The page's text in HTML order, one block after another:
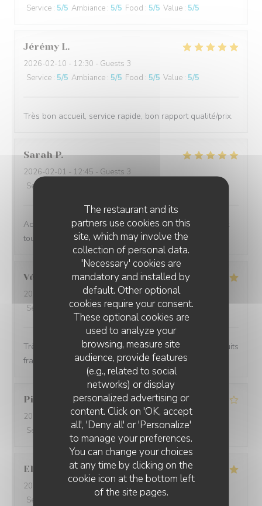
The restaurant and its
partners use cookies on this
site, which may involve the
collection of personal data.
'Necessary' cookies are
mandatory and installed by
default. Other optional
cookies require your consent.
These optional cookies are
used to analyze your
browsing, measure site
audience, provide features
(e.g., related to social
networks) or display
personalized advertising or
content. Click on 'OK, accept
all', 'Deny all' or 'Personalize'
to manage your preferences.
You can change your choices
at any time by clicking on the
cookie icon at the bottom left
of the site pages.
Service : 5/5 Ambiance : 5/5 Food : 5/5 Value : 5/5
Jérémy L
2026-02-10 - 12:30 - Guests 3
Service : 5/5 Ambiance : 5/5 Food : 5/5 Value : 5/5
Très bon accueil, service rapide, bon rapport qualité/prix.
Sarah P
2026-02-01 - 12:45 - Guests 3
Service
Accueil chaleureux, plats chaleureux, ambiance cosy et
toujours bien servie
Véronique A
2026-01-10
- 12:30 - Guests 2
Service
Ambiance :5/5 Food: 5 /5 Value: 5/5
Très bon restaurant, accueil chaleureux, convivial,produits
frais, rien a redire, je recommande vivement👍👍
Pierre
2025-12-22
- 12:00 - Guests 6
Service
Ambiance: 4/5 Food 4/5 Value:4
Elise
2025-12-14
- 12:30 - Guests 3
Service
Food 5/5